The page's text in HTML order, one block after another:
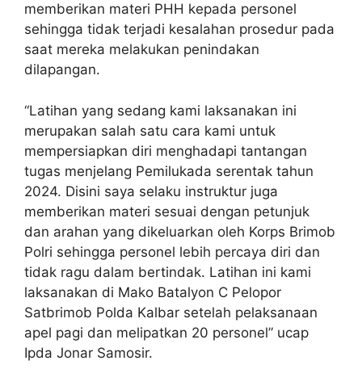
memberikan materi PHH kepada personel
sehingga tidak terjadi kesalahan prosedur pada
saat mereka melakukan penindakan
dilapangan.
“Latihan yang sedang kami laksanakan ini
merupakan salah satu cara kami untuk
mempersiapkan diri menghadapi tantangan
tugas menjelang Pemilukada serentak tahun
2024. Disini saya selaku instruktur juga
memberikan materi sesuai dengan petunjuk
dan arahan yang dikeluarkan oleh Korps Brimob
Polri sehingga personel lebih percaya diri dan
tidak ragu dalam bertindak. Latihan ini kami
laksanakan di Mako Batalyon C Pelopor
Satbrimob Polda Kalbar setelah pelaksanaan
apel pagi dan melipatkan 20 personel” ucap
Ipda Jonar Samosir.